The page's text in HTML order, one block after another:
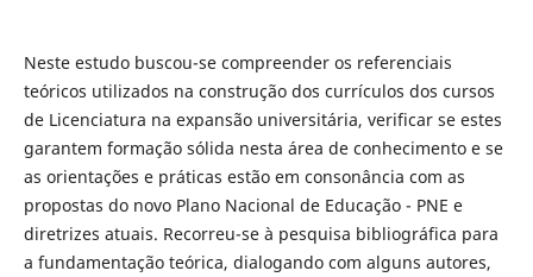
Neste estudo buscou-se compreender os referenciais
teóricos utilizados na construção dos currículos dos cursos
de Licenciatura na expansão universitária, verificar se estes
garantem formação sólida nesta área de conhecimento e se
as orientações e práticas estão em consonância com as
propostas do novo Plano Nacional de Educação - PNE e
diretrizes atuais. Recorreu-se à pesquisa bibliográfica para
a fundamentação teórica, dialogando com alguns autores,